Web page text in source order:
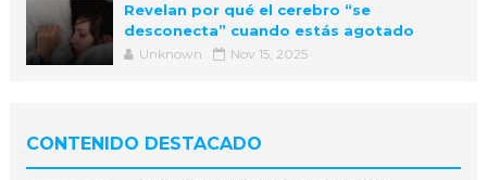
Revelan por qué el cerebro “se
desconecta” cuando estás agotado
Unknown Nov 15, 2025
CONTENIDO DESTACADO